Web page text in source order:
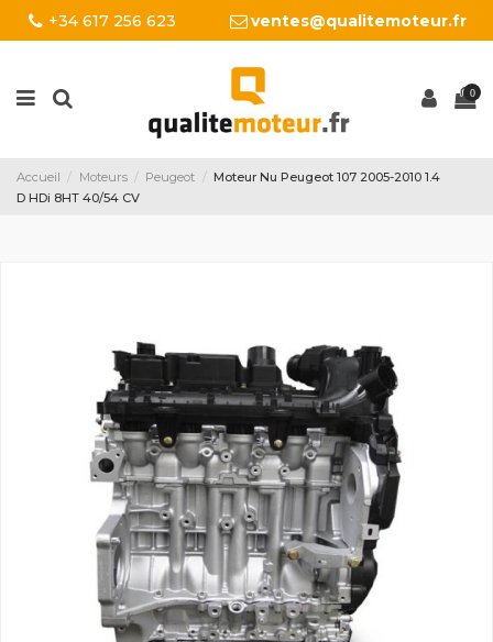
+34 617 256 623 ventes@qualitemoteur.fr
0
Accueil Moteurs Peugeot
Moteur Nu Peugeot 107 2005-2010 1.4
D HDi 8HT 40/54 CV